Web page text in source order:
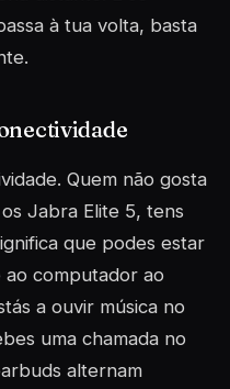
à tua volta, basta
Quem não gosta
Jabra Elite 5, tens
que podes estar
computador ao
a ouvir música no
uma chamada no
alternam